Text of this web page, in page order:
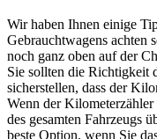
Wir haben Ihnen einige
Gebrauchtwagens achten
noch ganz oben auf der
Sie sollten die Richtigkeit
sicherstellen, dass der
Wenn der Kilometerzähler
des gesamten Fahrzeugs
beste Option, wenn Sie